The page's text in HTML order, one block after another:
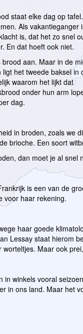
staat elke dag op
Als vakantieganger
is, dat het zo snel
En dat hoeft ook niet.
aan. Maar in de
het tweede baksel in
waarom het lijkt dat
onder hun arm
dag.
in broden, zoals we
brioche. Een soort
dan moet je al snel
is een van de
voor haar rekening.
haar goede
Lessay staat hierom
Maar ook
in winkels vooral
in ons land. Maar het